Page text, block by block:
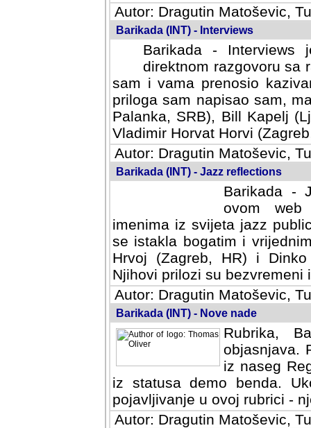
Autor: Dragutin Matoševic,
Barikada (INT) - Interviews
Barikada -
direktnom razgovoru sa
sam i vama prenosio
priloga sam napisao sam,
Palanka, SRB), Bill Kapelj
Vladimir Horvat Horvi
Autor: Dragutin Matoševic,
Barikada (INT) - Jazz reflections
Barikada -
ovom web
imenima iz svijeta jazz
se istakla bogatim i
Hrvoj (Zagreb, HR) i
Njihovi prilozi su bezvremeni
Autor: Dragutin Matoševic,
Barikada (INT) - Nove nade
Rubrika,
objasnjava.
iz naseg
iz statusa demo benda.
pojavljivanje u ovoj rubrici -
Autor: Dragutin Matoševic,